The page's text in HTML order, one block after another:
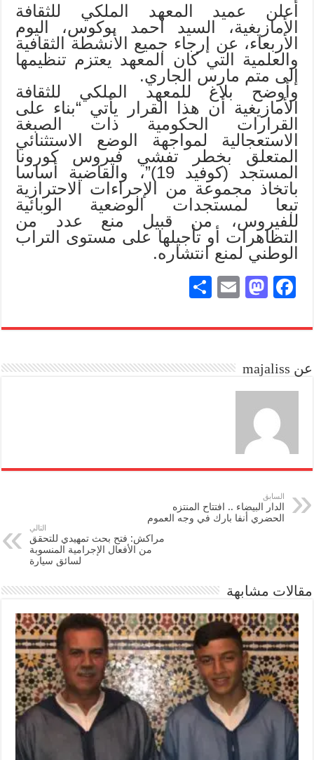
أعلن عميد المعهد الملكي للثقافة
الأمازيغية، السيد أحمد بوكوس، اليوم
الأربعاء، عن إرجاء جميع الأنشطة الثقافية
والعلمية التي كان المعهد يعتزم تنظيمها
إلى متم مارس الجاري.
وأوضح بلاغ للمعهد الملكي للثقافة
الأمازيغية أن هذا القرار يأتي “بناء على
القرارات الحكومية ذات الصبغة
الاستعجالية لمواجهة الوضع الاستثنائي
المتعلق بخطر تفشي فيروس كورونا
المستجد (كوفيد 19)”، والقاضية أساسا
باتخاذ مجموعة من الإجراءات الاحترازية
تبعا لمستجدات الوضعية الوبائية
للفيروس، من قبيل منع عدد من
التظاهرات أو تأجيلها على مستوى التراب
الوطني لمنع انتشاره.
Fa
bo
M
to
n
E
ail
re
عن majaliss
السابق
الدار البيضاء .. افتتاح المنتزه
الحضري أنفا بارك في وجه العموم
التالي
مراكش: فتح بحث تمهيدي للتحقق
من الأفعال الإجرامية المنسوبة
لسائق سيارة
مقالات مشابهة